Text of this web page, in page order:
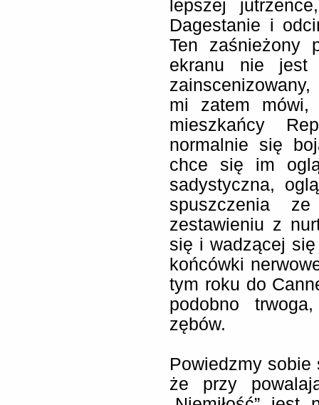
lepszej
Dagestanie i
Ten zaśnieżony
ekranu nie jest
mi zatem mówi,
mieszkańcy
normalnie się
chce się im
sadystyczna,
spuszczenia
zestawieniu z
się i wadzącej się
końcówki
tym roku do
podobno
zębów.
Powiedzmy
że przy